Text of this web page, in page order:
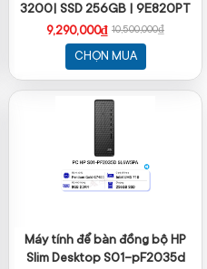
3200| SSD 256GB | 9E820PT
9,290,000₫ 10,500,000₫
CHỌN MUA
Máy tính để bàn đồng bộ HP
Slim Desktop S01-pF2035d